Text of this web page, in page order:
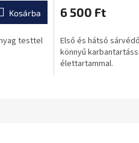
Kosárba
testtel
átlagos
értékelése
ből
0,0
csillag.
6 500 Ft
Első és hátsó
könnyű
élettartammal.